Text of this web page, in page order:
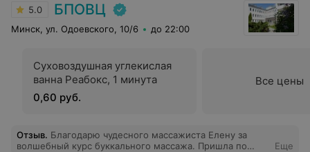
5.0 БПОВЦ
Минск, ул. Одоевского, 10/6 до 22:00
Суховоздушная углекислая
ванна Реабокс, 1 минута
0,60 руб.
Все цены
Отзыв. Благодарю чудесного массажиста Елену за
волшебный курс буккального массажа. Пришла по
Еще